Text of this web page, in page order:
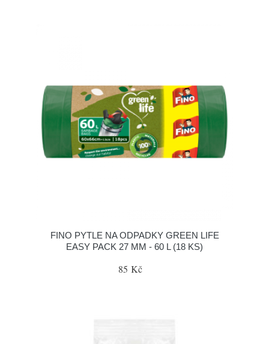
FINO PYTLE NA ODPADKY GREEN LIFE
EASY PACK 27 ΜM - 60 L (18 KS)
85 Kč